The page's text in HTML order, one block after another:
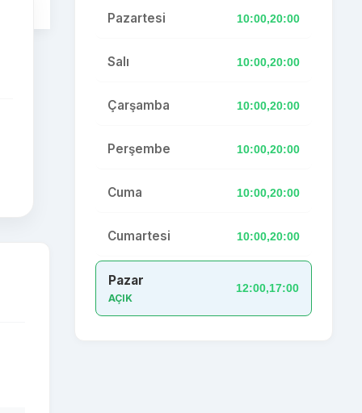
Pazartesi 10:00,20:00
Salı 10:00,20:00
Çarşamba 10:00,20:00
Perşembe 10:00,20:00
Cuma 10:00,20:00
Cumartesi 10:00,20:00
Pazar
AÇIK
12:00,17:00